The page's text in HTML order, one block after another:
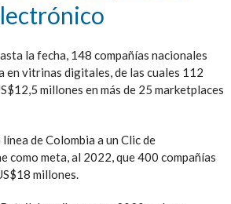
la fecha, 148 compañías nacionales
en vitrinas digitales, de las cuales 112
millones en más de 25 marketplaces
de Colombia a un Clic de
como meta, al 2022, que 400 compañías
millones.